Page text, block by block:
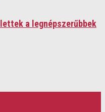
a legnépszerűbbek